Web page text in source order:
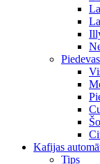
Kafijas
Tips